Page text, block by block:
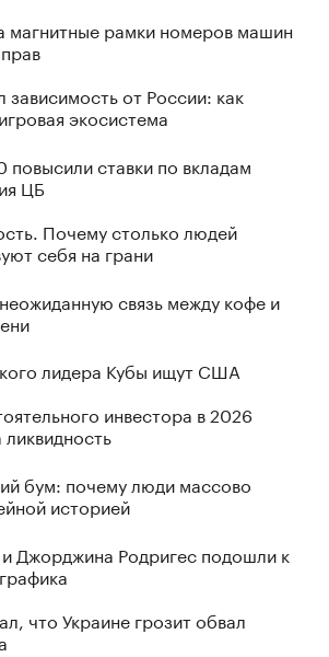
магнитные рамки номеров машин
зависимость от России: как
экосистема
повысили ставки по вкладам
ЦБ
Почему столько людей
себя на грани
связь между кофе и
лидера Кубы ищут США
инвестора в 2026
ликвидность
бум: почему люди массово
историей
Джорджина Родригес подошли к
что Украине грозит обвал